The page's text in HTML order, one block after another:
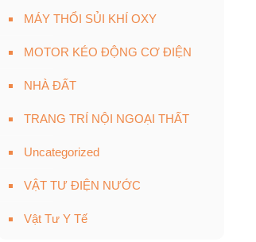
MÁY THỔI SỦI KHÍ OXY
MOTOR KÉO ĐỘNG CƠ ĐIỆN
NHÀ ĐẤT
TRANG TRÍ NỘI NGOẠI THẤT
Uncategorized
VẬT TƯ ĐIỆN NƯỚC
Vật Tư Y Tế